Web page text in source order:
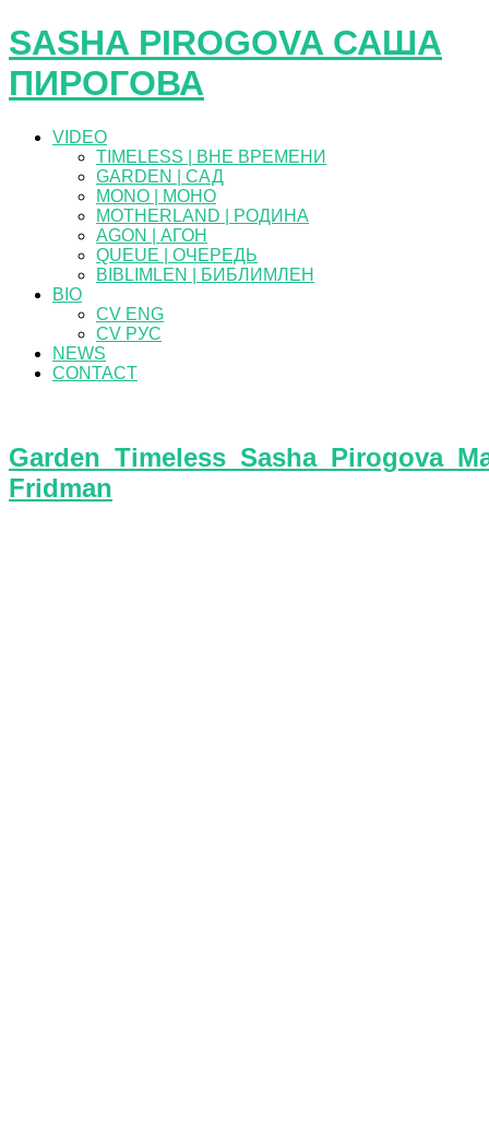
SASHA PIROGOVA САША
ПИРОГОВА
VIDEO
TIMELESS | ВНЕ ВРЕМЕНИ
GARDEN | САД
MONO | МОНО
MOTHERLAND | РОДИНА
AGON | АГОН
QUEUE | ОЧЕРЕДЬ
BIBLIMLEN | БИБЛИМЛЕН
BIO
CV ENG
CV РУС
NEWS
CONTACT
Fridman